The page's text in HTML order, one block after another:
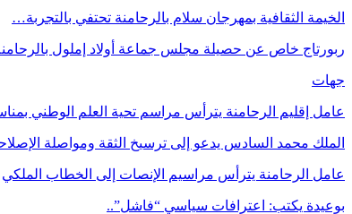
الخيمة الثقافية بمهرجان سلام بالرحامنة تحتفي بالتجربة…
ربورتاج خاص عن حصيلة مجلس جماعة أولاد إملول بالرحامنة
جهات
عامل إقليم الرحامنة يترأس مراسم تحية العلم الوطني
الملك محمد السادس يدعو إلى ترسيخ الثقة ومواصلة
عامل الرحامنة يترأس مراسيم الإنصات إلى الخطاب الملكي
بوعيدة يكتب: اعترافات سياسي “فاشل”..